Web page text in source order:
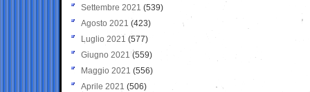
Settembre 2021 (539)
Agosto 2021 (423)
Luglio 2021 (577)
Giugno 2021(559)
Maggio 2021 (556)
Aprile 2021 (506)